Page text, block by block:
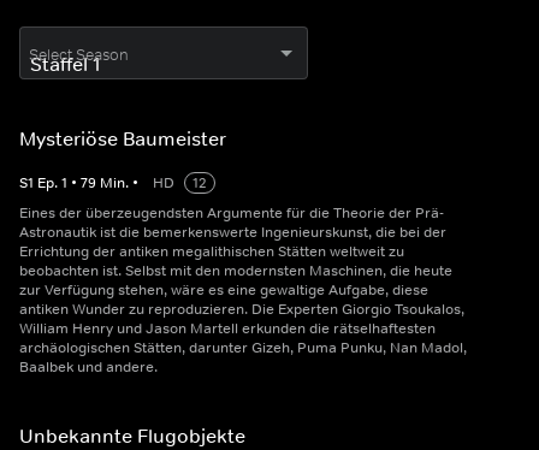
Select Season
Mysteriöse Baumeister
S1 Ep.1 • 79 Min. • HD
12
Eines der überzeugendsten Argumente für die Theorie der Prä-
Astronautik ist die bemerkenswerte Ingenieurskunst, die bei der
Errichtung der antiken megalithischen Stätten weltweit zu
beobachten ist. Selbst mit den modernsten Maschinen, die heute
zur Verfügung stehen, wäre es eine gewaltige Aufgabe, diese
antiken Wunder zu reproduzieren. Die Experten Giorgio Tsoukalos,
William Henry und Jason Martell erkunden die rätselhaftesten
archäologischen Stätten, darunter Gizeh, Puma Punku, Nan Madol,
Baalbek und andere.
Unbekannte Flugobjekte